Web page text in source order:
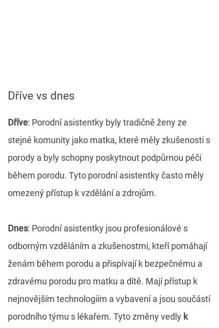
Dříve vs dnes
Dříve: Porodní asistentky byly tradičně ženy ze
stejné komunity jako matka, které měly zkušenosti s
porody a byly schopny poskytnout podpůrnou péči
během porodu. Tyto porodní asistentky často měly
omezený přístup k vzdělání a zdrojům.
Dnes: Porodní asistentky jsou profesionálové s
odborným vzděláním a zkušenostmi, kteří pomáhají
ženám během porodu a přispívají k bezpečnému a
zdravému porodu pro matku a dítě. Mají přístup k
nejnovějším technologiím a vybavení a jsou součástí
porodního týmu s lékařem. Tyto změny vedly k